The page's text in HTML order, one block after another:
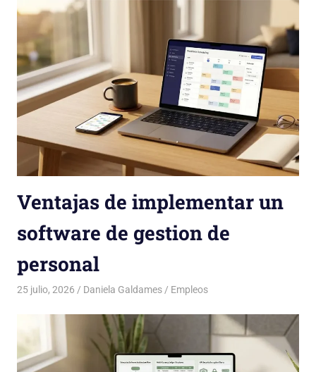
Ventajas de implementar un
software de gestion de
personal
25 julio, 2026 Daniela Galdames Empleos